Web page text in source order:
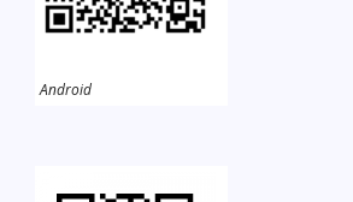
Android